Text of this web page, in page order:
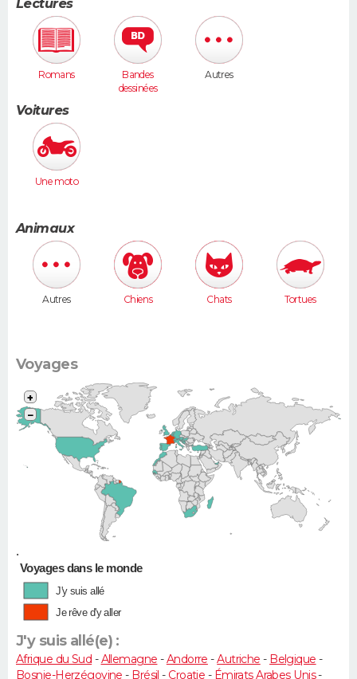
Lectures
Romans
Bandes
dessinées
Autres
Voitures
Une moto
Animaux
Autres Chiens Chats Tortues
Voyages
•
+
−
Voyages dans le monde
J'y suis allé
Je rêve d'y aller
J'y suis allé(e) :
Afrique du Sud -Allemagne -Andorre -Autriche - Belgique -
Bosnie-Herzégovine - Brésil - Croatie - Émirats Arabes Unis-